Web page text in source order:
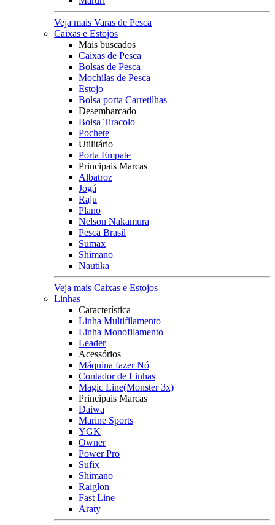
Veja mais Varas de Pesca
Caixas e Estojos
Mais buscados
Caixas de Pesca
Bolsas de Pesca
Mochilas de Pesca
Estojo
Bolsa porta Carretilhas
Desembarcado
Bolsa Tiracolo
Pochete
Utilitário
Porta Empate
Principais Marcas
Albatroz
Jogá
Raju
Plano
Nelson Nakamura
Pesca Brasil
Sumax
Shimano
Nautika
Veja mais Caixas e Estojos
Linhas
Característica
Linha Multifilamento
Linha Monofilamento
Leader
Acessórios
Máquina fazer Nó
Contador de Linhas
Magic Line(Monster 3x)
Principais Marcas
Daiwa
Marine Sports
YGK
Owner
Power Pro
Sufix
Shimano
Raiglon
Fast Line
Araty